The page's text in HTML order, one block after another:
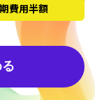
費用半額